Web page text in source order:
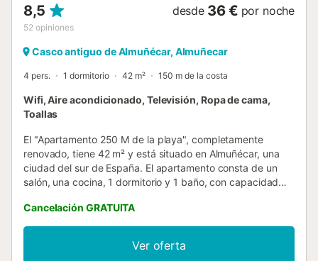
8,5
52 opiniones
desde 36 € por noche
Casco antiguo de Almuñécar, Almuñecar
4 pers. 1 dormitorio 42 m² 150 m de la costa
Wifi, Aire acondicionado, Televisión, Ropa de cama,
Toallas
El "Apartamento 250 M de la playa", completamente
renovado, tiene 42 m² y está situado en Almuñécar, una
ciudad del sur de España. El apartamento consta de un
salón, una cocina, 1 dormitorio y 1 baño, con capacidad
aire acondicionado, televisión, lavadora y secadora. Se
admiten niños y se dispone de cuna y trona para bebés. El
apartamento está idealmente ubicado en la parte alta (30
m) del centro histórico de Almuñécar, a solo 20 m del
Cancelación GRATUITA
Ver oferta